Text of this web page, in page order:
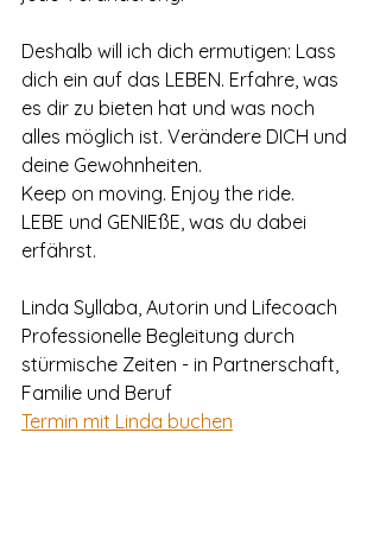
Deshalb will ich dich ermutigen: Lass
dich ein auf das LEBEN. Erfahre, was
es dir zu bieten hat und was noch
alles möglich ist. Verändere DICH und
deine Gewohnheiten.
Keep on moving. Enjoy the ride.
LEBE und GENIEßE, was du dabei
erfährst.
Linda Syllaba, Autorin und Lifecoach
Professionelle Begleitung durch
stürmische Zeiten - in Partnerschaft,
Familie und Beruf
Termin mit Linda buchen